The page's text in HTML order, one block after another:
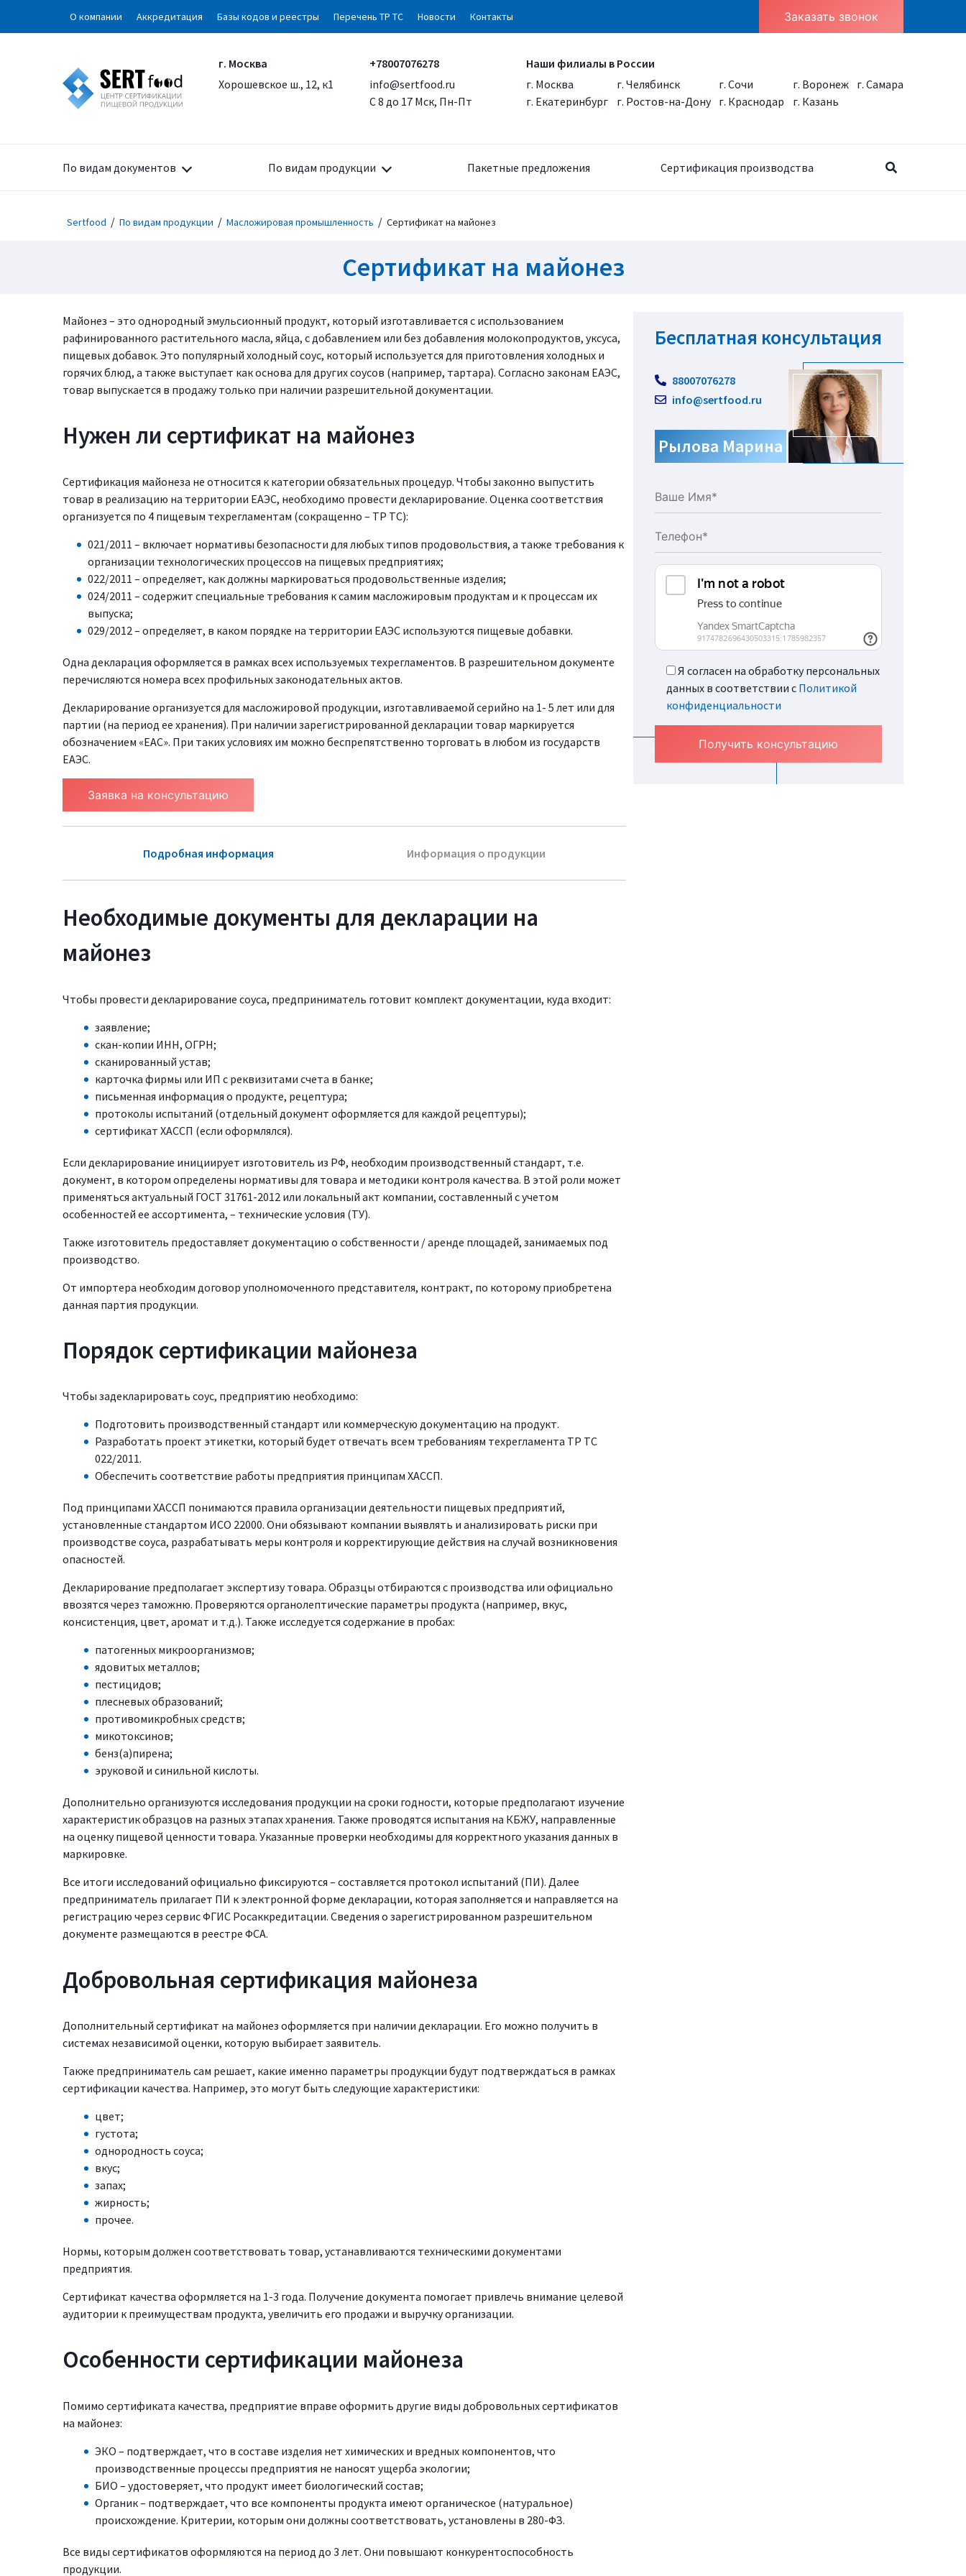
О компании Аккредитация Базы кодов и реестры Перечень ТР ТС Новости Контакты Заказать звонок
г. Москва
Хорошевское ш., 12, к1
+78007076278
info@sertfood.ru
С 8 до 17 Мск, Пн-Пт
Наши филиалы в России
г. Москва
г. Екатеринбург
г. Челябинск
г. Ростов-на-Дону
г. Сочи
г. Краснодар
г. Воронеж
г. Казань
г. Самара
По видам документов По видам продукции Пакетные предложения Сертификация производства
Sertfood / По видам продукции / Масложировая промышленность / Сертификат на майонез
Сертификат на майонез
Майонез – это однородный эмульсионный продукт, который изготавливается с использованием
рафинированного растительного масла, яйца, с добавлением или без добавления молокопродуктов, уксуса,
пищевых добавок. Это популярный холодный соус, который используется для приготовления холодных и
горячих блюд, а также выступает как основа для других соусов (например, тартара). Согласно законам ЕАЭС,
товар выпускается в продажу только при наличии разрешительной документации.
Нужен ли сертификат на майонез
Сертификация майонеза не относится к категории обязательных процедур. Чтобы законно выпустить
товар в реализацию на территории ЕАЭС, необходимо провести декларирование. Оценка соответствия
организуется по 4 пищевым техрегламентам (сокращенно – ТР ТС):
021/2011 – включает нормативы безопасности для любых типов продовольствия, а также требования к
организации технологических процессов на пищевых предприятиях;
022/2011 – определяет, как должны маркироваться продовольственные изделия;
024/2011 – содержит специальные требования к самим масложировым продуктам и к процессам их
выпуска;
029/2012 – определяет, в каком порядке на территории ЕАЭС используются пищевые добавки.
Одна декларация оформляется в рамках всех используемых техрегламентов. В разрешительном документе
перечисляются номера всех профильных законодательных актов.
Декларирование организуется для масложировой продукции, изготавливаемой серийно на 1- 5 лет или для
партии (на период ее хранения). При наличии зарегистрированной декларации товар маркируется
обозначением «ЕАС». При таких условиях им можно беспрепятственно торговать в любом из государств
ЕАЭС.
Заявка на консультацию
Подробная информация Информация о продукции
Необходимые документы для декларации на
майонез
Чтобы провести декларирование соуса, предприниматель готовит комплект документации, куда входит:
заявление;
скан-копии ИНН, ОГРН;
сканированный устав;
карточка фирмы или ИП с реквизитами счета в банке;
письменная информация о продукте, рецептура;
протоколы испытаний (отдельный документ оформляется для каждой рецептуры);
сертификат ХАССП (если оформлялся).
Если декларирование инициирует изготовитель из РФ, необходим производственный стандарт, т.е.
документ, в котором определены нормативы для товара и методики контроля качества. В этой роли может
применяться актуальный ГОСТ 31761-2012 или локальный акт компании, составленный с учетом
особенностей ее ассортимента, – технические условия (ТУ).
Также изготовитель предоставляет документацию о собственности / аренде площадей, занимаемых под
производство.
От импортера необходим договор уполномоченного представителя, контракт, по которому приобретена
данная партия продукции.
Порядок сертификации майонеза
Чтобы задекларировать соус, предприятию необходимо:
Подготовить производственный стандарт или коммерческую документацию на продукт.
Разработать проект этикетки, который будет отвечать всем требованиям техрегламента ТР ТС
022/2011.
Обеспечить соответствие работы предприятия принципам ХАССП.
Под принципами ХАССП понимаются правила организации деятельности пищевых предприятий,
установленные стандартом ИСО 22000. Они обязывают компании выявлять и анализировать риски при
производстве соуса, разрабатывать меры контроля и корректирующие действия на случай возникновения
опасностей.
Декларирование предполагает экспертизу товара. Образцы отбираются с производства или официально
ввозятся через таможню. Проверяются органолептические параметры продукта (например, вкус,
консистенция, цвет, аромат и т.д.). Также исследуется содержание в пробах:
патогенных микроорганизмов;
ядовитых металлов;
пестицидов;
плесневых образований;
противомикробных средств;
микотоксинов;
бенз(а)пирена;
эруковой и синильной кислоты.
Дополнительно организуются исследования продукции на сроки годности, которые предполагают изучение
характеристик образцов на разных этапах хранения. Также проводятся испытания на КБЖУ, направленные
на оценку пищевой ценности товара. Указанные проверки необходимы для корректного указания данных в
маркировке.
Все итоги исследований официально фиксируются – составляется протокол испытаний (ПИ). Далее
предприниматель прилагает ПИ к электронной форме декларации, которая заполняется и направляется на
регистрацию через сервис ФГИС Росаккредитации. Сведения о зарегистрированном разрешительном
документе размещаются в реестре ФСА.
Добровольная сертификация майонеза
Дополнительный сертификат на майонез оформляется при наличии декларации. Его можно получить в
системах независимой оценки, которую выбирает заявитель.
Также предприниматель сам решает, какие именно параметры продукции будут подтверждаться в рамках
сертификации качества. Например, это могут быть следующие характеристики:
цвет;
густота;
однородность соуса;
вкус;
запах;
жирность;
прочее.
Нормы, которым должен соответствовать товар, устанавливаются техническими документами
предприятия.
Сертификат качества оформляется на 1-3 года. Получение документа помогает привлечь внимание целевой
аудитории к преимуществам продукта, увеличить его продажи и выручку организации.
Особенности сертификации майонеза
Помимо сертификата качества, предприятие вправе оформить другие виды добровольных сертификатов
на майонез:
ЭКО – подтверждает, что в составе изделия нет химических и вредных компонентов, что
производственные процессы предприятия не наносят ущерба экологии;
БИО – удостоверяет, что продукт имеет биологический состав;
Органик – подтверждает, что все компоненты продукта имеют органическое (натуральное)
происхождение. Критерии, которым они должны соответствовать, установлены в 280-ФЗ.
Все виды сертификатов оформляются на период до 3 лет. Они повышают конкурентоспособность
продукции.
Бесплатная консультация
88007076278
info@sertfood.ru
Рылова Марина
Я согласен на обработку персональных
данных в соответствии с Политикой
конфиденциальности